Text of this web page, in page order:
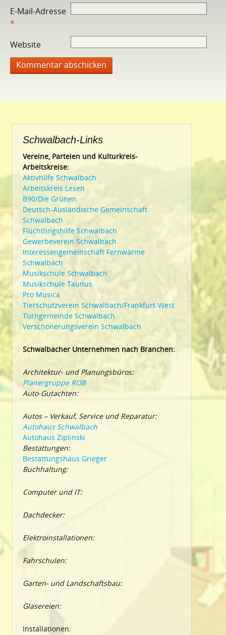
E-Mail-Adresse
*
Website
Schwalbach-Links
Vereine, Parteien und Kulturkreis-
Arbeitskreise:
Aktivhilfe Schwalbach
Arbeitskreis Lesen
B90/Die Grünen
Deutsch-Ausländische Gemeinschaft
Schwalbach
Flüchtlingshilfe Schwalbach
Gewerbeverein Schwalbach
Interessengemeinschaft Fernwärme
Schwalbach
Musikschule Schwalbach
Musikschule Taunus
Pro Musica
Tierschutzverein Schwalbach/Frankfurt-West
Turngemeinde Schwalbach
Verschönerungsverein Schwalbach
Schwalbacher Unternehmen nach Branchen:
Architektur- und Planungsbüros:
Planergruppe ROB
Auto-Gutachten:
Autos – Verkauf, Service und Reparatur:
Autohaus Schwalbach
Autohaus Ziplinski
Bestattungen:
Bestattungshaus Grieger
Buchhaltung:
Computer und IT:
Dachdecker:
Elektroinstallationen:
Fahrschulen:
Garten- und Landschaftsbau:
Glasereien:
Installationen: